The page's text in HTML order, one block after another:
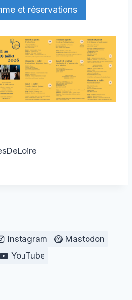
et réservations
Instagram
Mastodon
YouTube